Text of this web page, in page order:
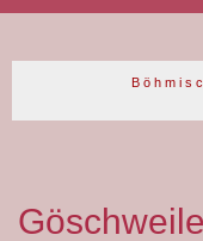
B ö h m i s